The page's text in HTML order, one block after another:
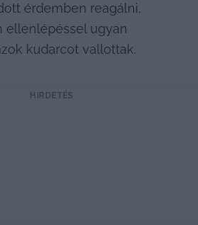
érdemben reagálni,
ellenlépéssel ugyan
kudarcot vallottak.
HIRDETÉS